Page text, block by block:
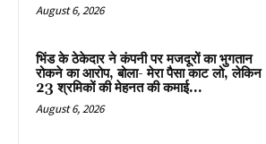
August 6, 2026
भिंड के ठेकेदार ने कंपनी पर मजदूरों का भुगतान
रोकने का आरोप, बोला- मेरा पैसा काट लो, लेकिन
23 श्रमिकों की मेहनत की कमाई...
August 6, 2026